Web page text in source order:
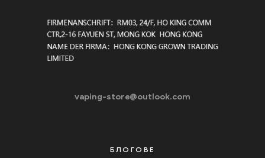
vaping-store@outlook.com
БЛОГОВЕ